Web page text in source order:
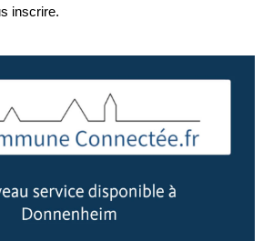
inscrire.